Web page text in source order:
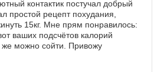
Архив
Фототоп
контактик постучал добрый
простой рецепт похудания,
15кг. Мне прям понравилось:
ваших подсчётов калорий
можно сойти. Привожу